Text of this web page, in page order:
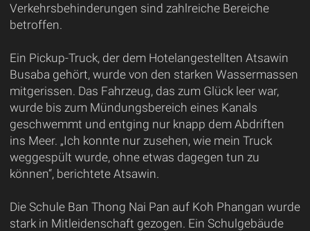
Verkehrsbehinderungen sind zahlreiche Bereiche
betroffen.
Ein Pickup-Truck, der dem Hotelangestellten Atsawin
Busaba gehört, wurde von den starken Wassermassen
mitgerissen. Das Fahrzeug, das zum Glück leer war,
wurde bis zum Mündungsbereich eines Kanals
geschwemmt und entging nur knapp dem Abdriften
ins Meer. „Ich konnte nur zusehen, wie mein Truck
weggespült wurde, ohne etwas dagegen tun zu
können“, berichtete Atsawin.
Die Schule Ban Thong Nai Pan auf Koh Phangan wurde
stark in Mitleidenschaft gezogen. Ein Schulgebäude